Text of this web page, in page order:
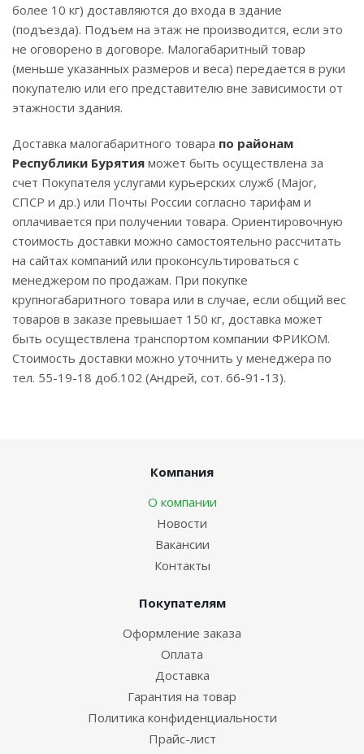
более 10 кг) доставляются до входа в здание
(подъезда). Подъем на этаж не производится, если это
не оговорено в договоре. Малогабаритный товар
(меньше указанных размеров и веса) передается в руки
покупателю или его представителю вне зависимости от
этажности здания.
Доставка малогабаритного товара по районам
Республики Бурятия может быть осуществлена за
счет Покупателя услугами курьерских служб (Major,
СПСР и др.) или Почты России согласно тарифам и
оплачивается при получении товара. Ориентировочную
стоимость доставки можно самостоятельно рассчитать
на сайтах компаний или проконсультироваться с
менеджером по продажам. При покупке
крупногабаритного товара или в случае, если общий вес
товаров в заказе превышает 150 кг, доставка может
быть осуществлена транспортом компании ФРИКОМ.
Стоимость доставки можно уточнить у менеджера по
тел. 55-19-18 доб.102 (Андрей, сот. 66-91-13).
Компания
О компании
Новости
Вакансии
Контакты
Покупателям
Оформление заказа
Оплата
Доставка
Гарантия на товар
Политика конфиденциальности
Прайс-лист